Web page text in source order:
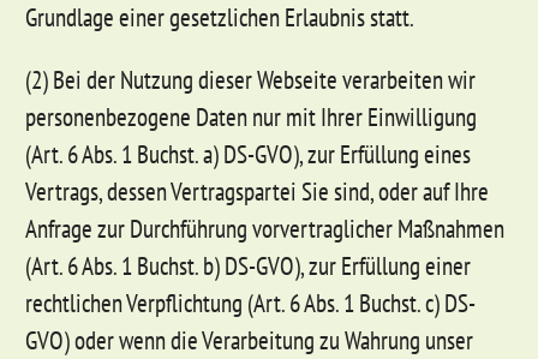
Grundlage einer gesetzlichen Erlaubnis statt.
(2) Bei der Nutzung dieser Webseite verarbeiten wir
personenbezogene Daten nur mit Ihrer Einwilligung
(Art. 6 Abs. 1 Buchst. a) DS-GVO), zur Erfüllung eines
Vertrags, dessen Vertragspartei Sie sind, oder auf Ihre
Anfrage zur Durchführung vorvertraglicher Maßnahmen
(Art. 6 Abs. 1 Buchst. b) DS-GVO), zur Erfüllung einer
rechtlichen Verpflichtung (Art. 6 Abs. 1 Buchst. c) DS-
GVO) oder wenn die Verarbeitung zu Wahrung unser